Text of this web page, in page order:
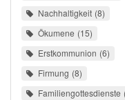
Nachhaltigkeit 8
Ökumene 15
Erstkommunion 6
Firmung 8
Familiengottesdienste